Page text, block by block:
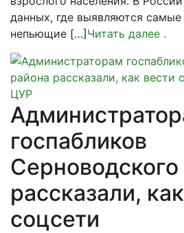
данных, где выявляются
непьющие […] Читать далее .
ЦУР
госпабликов
Серноводского
рассказали,
соцсети